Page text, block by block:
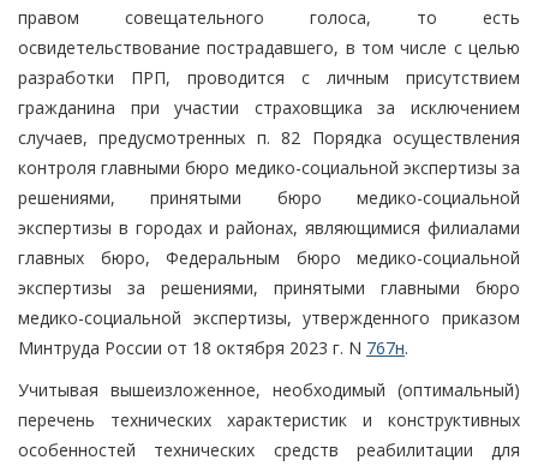
правом совещательного голоса, то есть
освидетельствование пострадавшего, в том числе с целью
разработки ПРП, проводится с личным присутствием
гражданина при участии страховщика за исключением
случаев, предусмотренных п. 82 Порядка осуществления
контроля главными бюро медико-социальной экспертизы за
решениями, принятыми бюро медико-социальной
экспертизы в городах и районах, являющимися филиалами
главных бюро, Федеральным бюро медико-социальной
экспертизы за решениями, принятыми главными бюро
медико-социальной экспертизы, утвержденного приказом
Минтруда России от 18 октября 2023 г. N 767н.
Учитывая вышеизложенное, необходимый (оптимальный)
перечень технических характеристик и конструктивных
особенностей технических средств реабилитации для